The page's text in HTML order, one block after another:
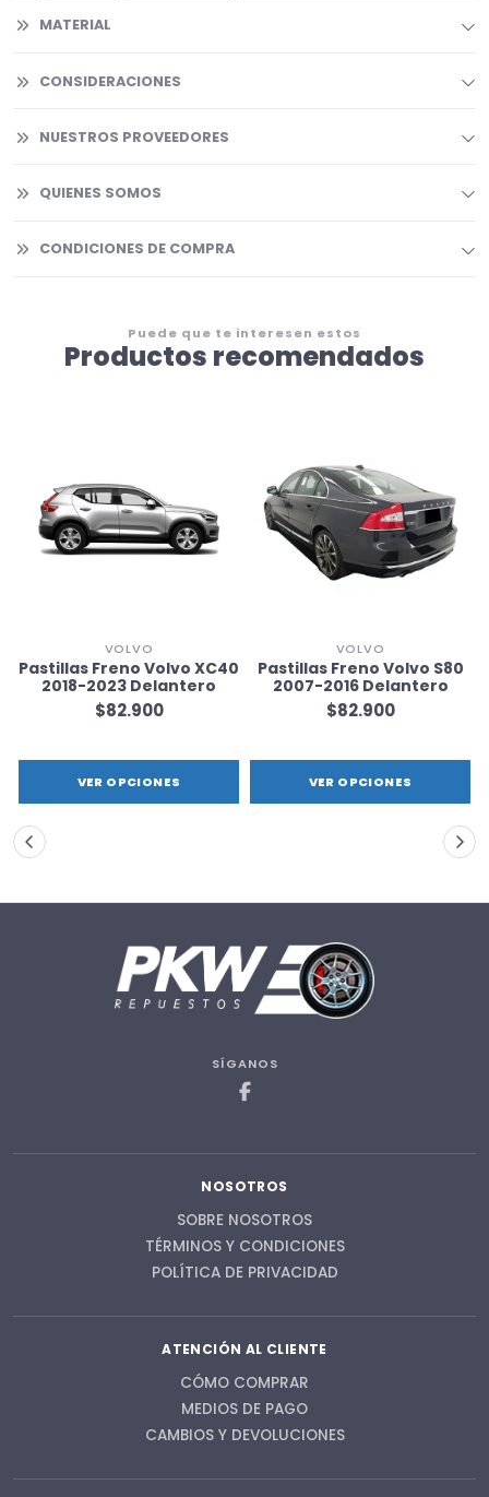
MATERIAL
CONSIDERACIONES
NUESTROS PROVEEDORES
QUIENES SOMOS
CONDICIONES DE COMPRA
Puede que te interesen estos
Productos recomendados
VOLVO
Pastillas Freno Volvo XC40
2018-2023 Delantero
$82.900
VER OPCIONES
VOLVO
Pastillas Freno Volvo S80
2007-2016 Delantero
$82.900
VER OPCIONES
SÍGANOS
NOSOTROS
SOBRE NOSOTROS
TÉRMINOS Y CONDICIONES
POLÍTICA DE PRIVACIDAD
ATENCIÓN AL CLIENTE
CÓMO COMPRAR
MEDIOS DE PAGO
CAMBIOS Y DEVOLUCIONES